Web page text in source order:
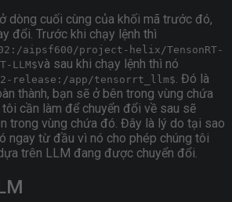
dòng cuối cùng của khối mã trước đó,
đổi. Trước khi chạy lệnh thì
aipsf600/project-helix/TensonRT-
LLM$và sau khi chạy lệnh thì nó
release:/app/tensorrt_llm$. Đó là
thành, bạn sẽ ở bên trong vùng chứa
cần làm để chuyển đổi về sau sẽ
trong vùng chứa đó. Đây là lý do tại sao
ngay từ đầu vì nó cho phép chúng tôi
trên LLM đang được chuyển đổi.